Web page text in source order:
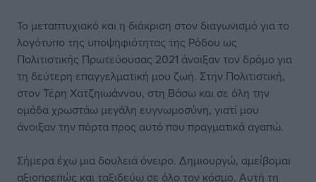
Το μεταπτυχιακό και η διάκριση στον διαγωνισμό για το
λογότυπο της υποψηφιότητας της Ρόδου ως
Πολιτιστικής Πρωτεύουσας 2021 άνοιξαν τον δρόμο για
τη δεύτερη επαγγελματική μου ζωή. Στην Πολιτιστική,
στον Τέρη Χατζηιωάννου, στη Βάσω και σε όλη την
ομάδα χρωστάω μεγάλη ευγνωμοσύνη, γιατί μου
άνοιξαν την πόρτα προς αυτό που πραγματικά αγαπώ.
Σήμερα έχω μια δουλειά όνειρο. Δημιουργώ, αμείβομαι
αξιοπρεπώς και ταξιδεύω σε όλο τον κόσμο. Αυτή τη